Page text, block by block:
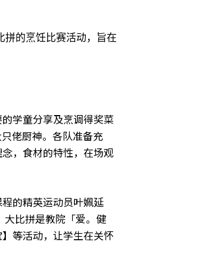
拼的烹饪比赛活动，旨在
学童分享及烹调得奖菜
佬厨神。各队准备充
，食材的特性，在场观
的精英运动员叶姵延
大比拼是教院「爱。健
等活动，让学生在关怀